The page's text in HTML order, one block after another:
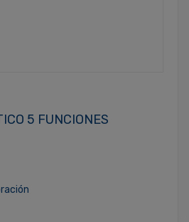
5 FUNCIONES